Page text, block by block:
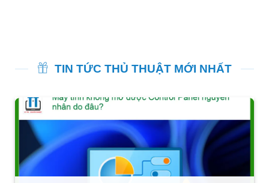
TIN TỨC THỦ THUẬT MỚI NHẤT